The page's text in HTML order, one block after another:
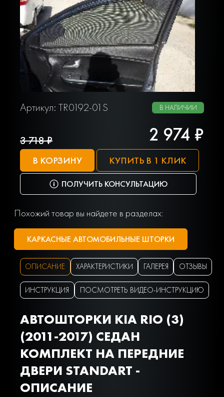
Артикул: TR0192-01S В НАЛИЧИИ
3 718 ₽ 2 974 ₽
В КОРЗИНУ КУПИТЬ В 1 КЛИК
ПОЛУЧИТЬ КОНСУЛЬТАЦИЮ
Похожий товар вы найдете в разделах:
КАРКАСНЫЕ АВТОМОБИЛЬНЫЕ ШТОРКИ
ОПИСАНИЕ ХАРАКТЕРИСТИКИ ГАЛЕРЕЯ ОТЗЫВЫ
ИНСТРУКЦИЯ ПОСМОТРЕТЬ ВИДЕО-ИНСТРУКЦИЮ
АВТОШТОРКИ KIA RIO (3)
(2011-2017) СЕДАН
КОМПЛЕКТ НА ПЕРЕДНИЕ
ДВЕРИ STANDART -
ОПИСАНИЕ